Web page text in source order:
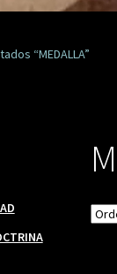
“MEDALLA”